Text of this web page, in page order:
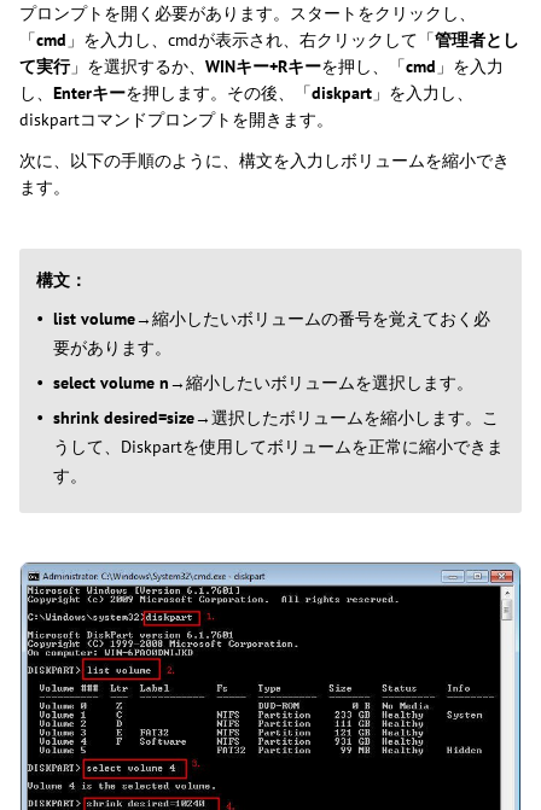
プロンプトを開く必要があります。スタートをクリックし、
「cmd 」を入力し、cmdが表示され、右クリックして「管理者とし
て実行」を選択するか、 WINキー+Rキーを押し、「cmd 」を入力
し、 Enterキーを押します。その後、「diskpart 」を入力し、
diskpartコマンドプロンプトを開きます。
次に、以下の手順のように、構文を入力しボリュームを縮小でき
ます。
構文：
list volume→縮小したいボリュームの番号を覚えておく必
要があります。
select volume n→縮小したいボリュームを選択します。
shrink desired=size→選択したボリュームを縮小します。こ
うして、Diskpartを使用してボリュームを正常に縮小できま
す。